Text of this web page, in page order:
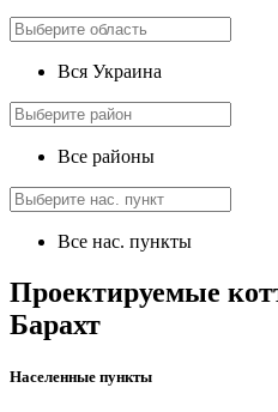
Вся Украина
Все районы
Все нас. пункты
Проектируемые
Барахт
Населенные пункты